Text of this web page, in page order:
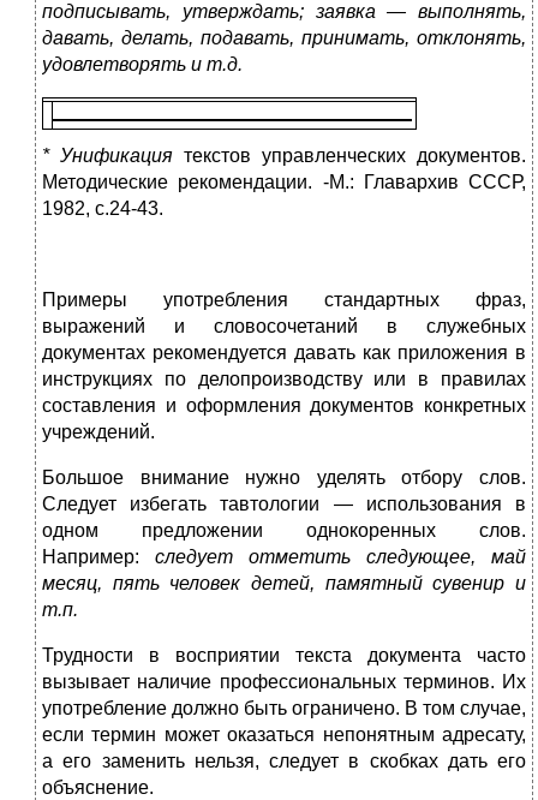
подписывать, утверждать; заявка — выполнять,
давать, делать, по­давать, принимать, отклонять,
удовлетворять и т.д.
* Унификация текстов управленческих документов.
Методические рекомендации. -М.: Главархив СССР,
1982, с.24-43.
Примеры употребления стандартных фраз,
выражений и сло­восочетаний в служебных
документах рекомендуется давать как приложения в
инструкциях по делопроизводству или в правилах
составления и оформления документов конкретных
учреждений.
Большое внимание нужно уделять отбору слов.
Следует из­бегать тавтологии — использования в
одном предложении одно­коренных слов.
Например: следует отметить следующее, май
месяц, пять человек детей, памятный сувенир и
т.п.
Трудности в восприятии текста документа часто
вызывает наличие профессиональных терминов. Их
употребление должно быть ограничено. В том случае,
если термин может оказаться непонятным адресату,
а его заменить нельзя, следует в скобках дать его
объяснение.